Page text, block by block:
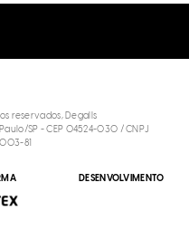
Salto Grosso
reservados, Degalls
SP - CEP 04524-030 / CNPJ
81
DESENVOLVIMENTO